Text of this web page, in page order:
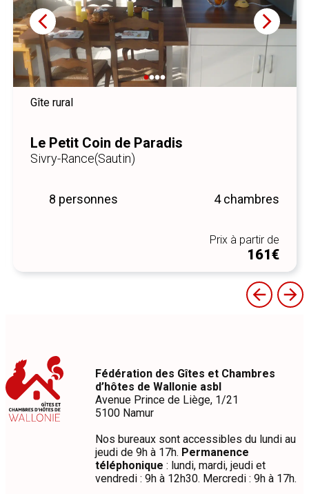
Gîte citadin
Le Gîte de la Principauté
Chimay
9 personnes 4 chambres
Prix à partir de
/ weekend
Fédération des Gîtes et Chambres
d’hôtes de Wallonie asbl
Avenue Prince de Liège, 1/21
5100 Namur
Nos bureaux sont accessibles du lundi au
jeudi de 9h à 17h. Permanence
téléphonique : lundi, mardi, jeudi et
vendredi : 9h à 12h30. Mercredi : 9h à 17h.